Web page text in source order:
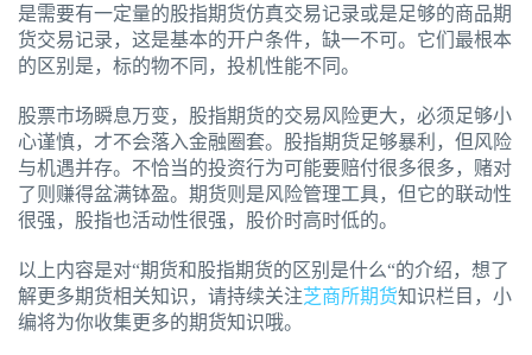
是需要有一定量的股指期货仿真交易记录或是足够的商品期
货交易记录，这是基本的开户条件，缺一不可。它们最根本
的区别是，标的物不同，投机性能不同。
股票市场瞬息万变，股指期货的交易风险更大，必须足够小
心谨慎，才不会落入金融圈套。股指期货足够暴利，但风险
与机遇并存。不恰当的投资行为可能要赔付很多很多，赌对
了则赚得盆满钵盈。期货则是风险管理工具，但它的联动性
很强，股指也活动性很强，股价时高时低的。
以上内容是对“期货和股指期货的区别是什么“的介绍，想了
解更多期货相关知识，请持续关注芝商所期货知识栏目，小
编将为你收集更多的期货知识哦。